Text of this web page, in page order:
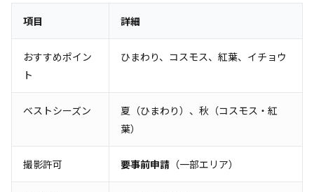
項目 詳細
おすすめポイン
ト
ひまわり、コスモス、紅葉、イチョウ
ベストシーズン
夏（ひまわり）、秋（コスモス・紅
葉）
撮影許可 要事前申請 （一部エリア）